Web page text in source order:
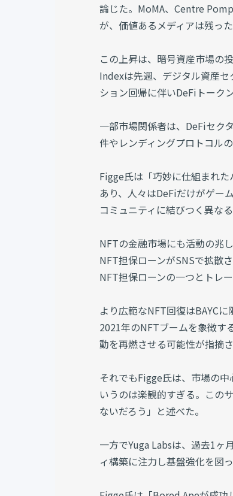
論じた。MoMA、Centre
が、価値あるメディアは残っ
この上昇は、暗号資産市場の
Indexは先週、デジタル資産
ション回帰に伴いDeFiトーク
一部市場関係者は、DeFiセク
件やレンディングプロトコル
Figge氏は「巧妙に仕組まれ
あり、人々はDeFiだけがゲー
コミュニティに結びつく異な
NFTの金融市場にも活動の兆
NFT担保ローンがSNSで拡散
NFT担保ローンの一つとトレ
より広範なNFT回復はBAYC
2021年のNFTブームを象徴す
動を再燃させる可能性が指摘さ
それでもFigge氏は、市場の
いうのは楽観的すぎる。この
ないだろう」と述べた。
一方でYuga Labsは、過去1ヶ
ィ構築に注力し基盤強化を図っ